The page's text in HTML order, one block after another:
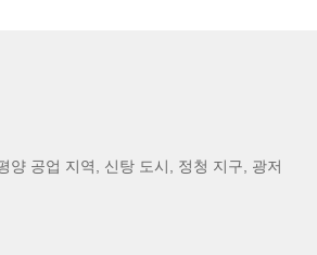
양 공업 지역, 신탕 도시, 정청 지구, 광저